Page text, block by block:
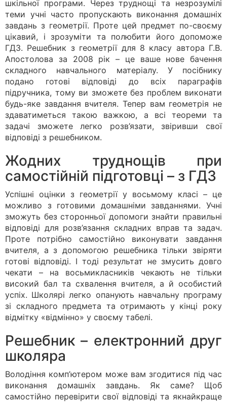
шкільної програми. Через труднощі та незрозумілі
теми учні часто пропускають виконання домашніх
завдань з геометрії. Проте цей предмет по-своєму
цікавий, і зрозуміти та полюбити його допоможе
ГДЗ. Решебник з геометрії для 8 класу автора Г.В.
Апостолова за 2008 рік – це ваше нове бачення
складного навчального матеріалу. У посібнику
подано готові відповіді до всіх параграфів
підручника, тому ви зможете без проблем виконати
будь-яке завдання вчителя. Тепер вам геометрія не
здаватиметься такою важкою, а всі теореми та
задачі зможете легко розв’язати, звіривши свої
відповіді з решебником.
Жодних труднощів при
самостійній підготовці – з ГДЗ
Успішні оцінки з геометрії у восьмому класі – це
можливо з готовими домашніми завданнями. Учні
зможуть без сторонньої допомоги знайти правильні
відповіді для розв’язання складних вправ та задач.
Проте потрібно самостійно виконувати завдання
вчителя, а з допомогою решебника тільки звіряти
готові відповіді. І тоді результат не змусить довго
чекати – на восьмикласників чекають не тільки
високий бал та схвалення вчителя, а й особистий
успіх. Школярі легко опанують навчальну програму
зі складного предмета та отримають у кінці року
відмітку «відмінно» у своєму табелі.
Решебник – електронний друг
школяра
Володіння комп’ютером може вам згодитися під час
виконання домашніх завдань. Як саме? Щоб
самостійно перевірити свої відповіді та якнайкраще